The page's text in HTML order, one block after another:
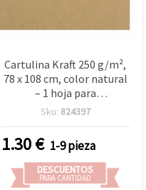
Cartulina Kraft 250 g/m²,
78 x 108 cm, color natural
– 1 hoja para
manualidades y
Sku: 824397
1.30€ 1-9 pieza
DESCUENTOS
PARA CANTIDAD